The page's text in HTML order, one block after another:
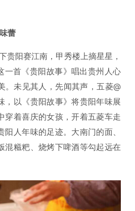
蕾
贵阳赛江南，甲秀楼上摘星星，
一首《贵阳故事》唱出贵州人心
。未见其人，先闻其声，五菱@
，以《贵阳故事》将贵阳年味展
穿着喜庆的女孩，开着五菱车走
人年味的足迹。大南门的面、
混糍粑、烧烤下啤酒等勾起远在